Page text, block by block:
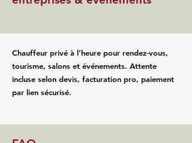
Chauffeur privé à l’heure pour rendez‑vous,
tourisme, salons et événements. Attente
incluse selon devis, facturation pro, paiement
par lien sécurisé.